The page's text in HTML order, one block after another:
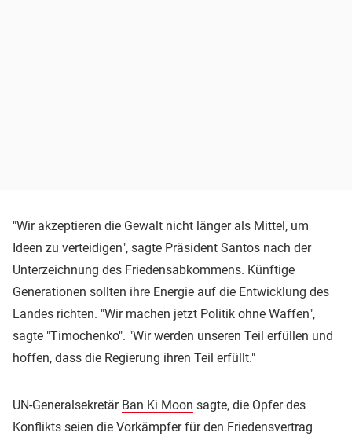
"Wir akzeptieren die Gewalt nicht länger als Mittel, um
Ideen zu verteidigen", sagte Präsident Santos nach der
Unterzeichnung des Friedensabkommens. Künftige
Generationen sollten ihre Energie auf die Entwicklung des
Landes richten. "Wir machen jetzt Politik ohne Waffen",
sagte "Timochenko". "Wir werden unseren Teil erfüllen und
hoffen, dass die Regierung ihren Teil erfüllt."
UN-Generalsekretär Ban Ki Moon sagte, die Opfer des
Konflikts seien die Vorkämpfer für den Friedensvertrag